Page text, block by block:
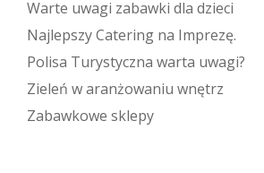
Warte uwagi zabawki dla dzieci
Najlepszy Catering na Imprezę.
Polisa Turystyczna warta uwagi?
Zieleń w aranżowaniu wnętrz
Zabawkowe sklepy